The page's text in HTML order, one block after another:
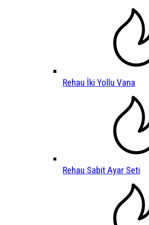
Rehau İki Yollu Vana
Rehau Sabit Ayar Seti